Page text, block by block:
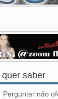
quer saber
Perguntar não